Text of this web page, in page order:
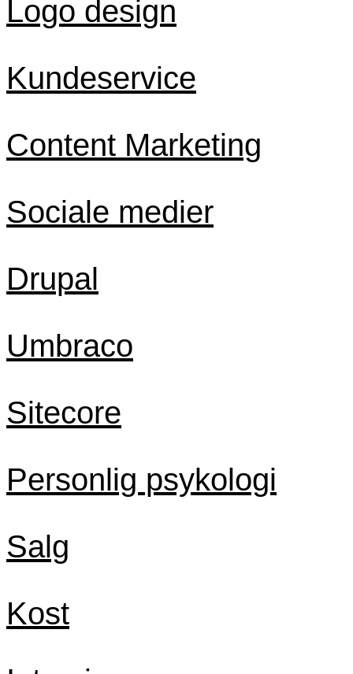
Logo design
Kundeservice
Content Marketing
Sociale medier
Drupal
Umbraco
Sitecore
Personlig psykologi
Salg
Kost